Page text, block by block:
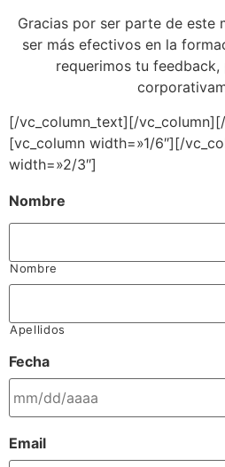
Gracias por ser parte de este
ser más efectivos en la
requerimos tu feedback,
[/vc_column_text][/
[vc_column width=»1/6″][/
width=»2/3″]
Nombre
Nombre
Apellidos
Fecha
Email